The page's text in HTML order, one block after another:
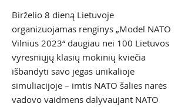
Birželio 8 dieną Lietuvoje
organizuojamas renginys „Model NATO
Vilnius 2023“ daugiau nei 100 Lietuvos
vyresniųjų klasių mokinių kviečia
išbandyti savo jėgas unikalioje
simuliacijoje – imtis NATO šalies narės
vadovo vaidmens dalyvaujant NATO